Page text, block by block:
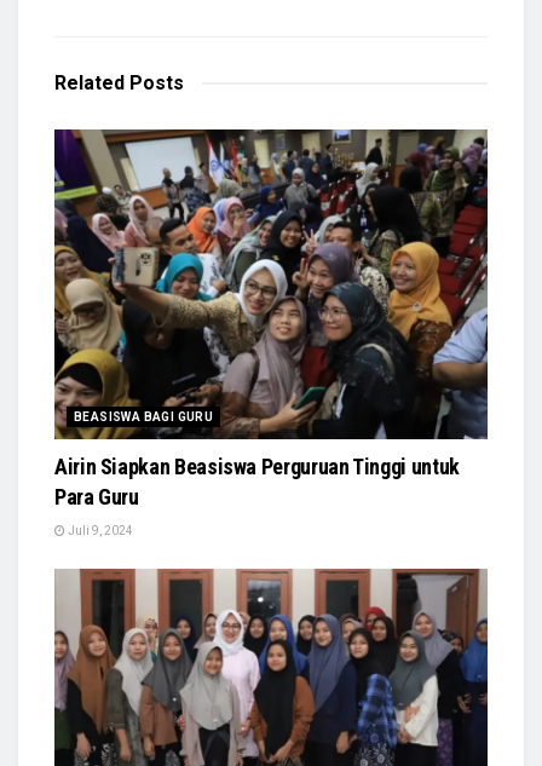
Related Posts
BEASISWA BAGI GURU
Airin Siapkan Beasiswa Perguruan Tinggi untuk
Para Guru
Juli 9, 2024